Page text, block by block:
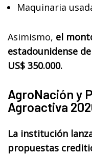
Maquinaria
Asimismo, el
estadounidense
US$ 350.000.
AgroNación y
Agroactiva
La institución
propuestas